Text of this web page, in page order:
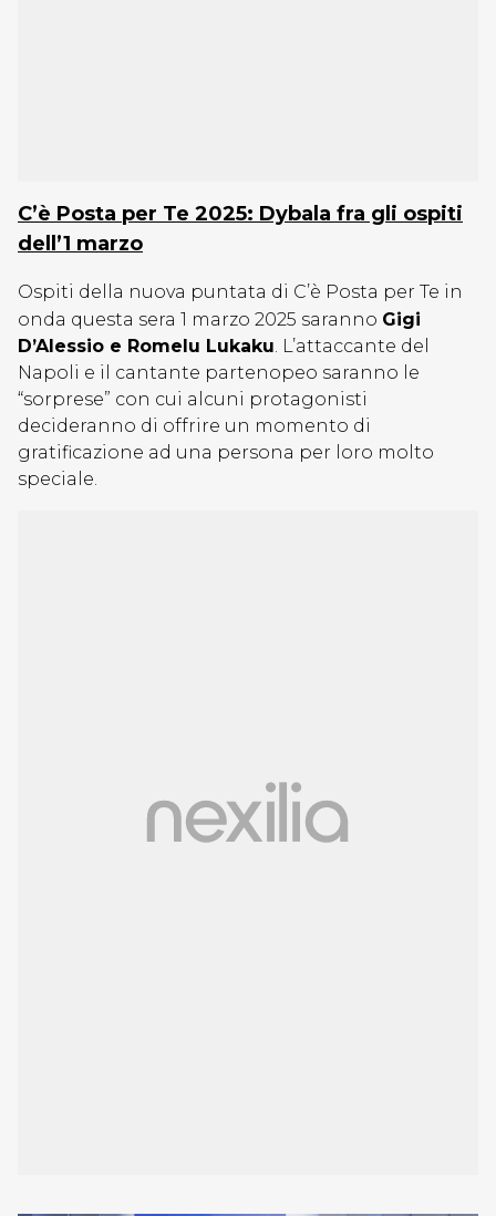
C’è Posta per Te 2025: Dybala fra gli ospiti
dell’1 marzo
Ospiti della nuova puntata di C’è Posta per Te in
onda questa sera 1 marzo 2025 saranno Gigi
D’Alessio e Romelu Lukaku. L’attaccante del
Napoli e il cantante partenopeo saranno le
“sorprese” con cui alcuni protagonisti
decideranno di offrire un momento di
gratificazione ad una persona per loro molto
speciale.